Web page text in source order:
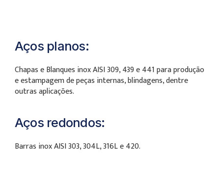
Aços planos:
Chapas e Blanques inox AISI 309, 439 e 441 para produção
e estampagem de peças internas, blindagens, dentre
outras aplicações.
Aços redondos:
Barras inox AISI 303, 304L, 316L e 420.